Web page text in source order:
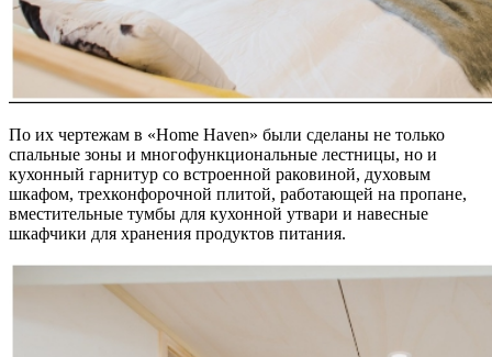
По их чертежам в «Home Haven» были сделаны не только
спальные зоны и многофункциональные лестницы, но и
кухонный гарнитур со встроенной раковиной, духовым
шкафом, трехконфорочной плитой, работающей на пропане,
вместительные тумбы для кухонной утвари и навесные
шкафчики для хранения продуктов питания.